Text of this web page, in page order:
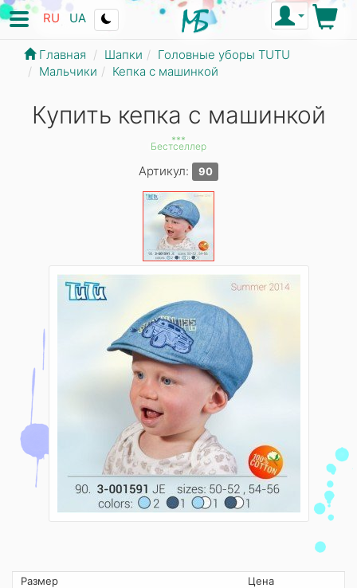
RU UA
Главная Шапки
Головные уборы TUTU
Мальчики
Кепка с машинкой
Купить кепка с машинкой
***
Бестселлер
Артикул: 90
Размер Цена